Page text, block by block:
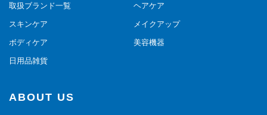
取扱ブランド一覧 ヘアケア
スキンケア メイクアップ
ボディケア 美容機器
日用品雑貨
ABOUT US